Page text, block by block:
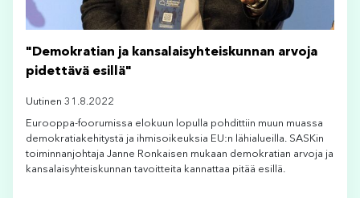
"Demokratian ja kansalaisyhteiskunnan arvoja
pidettävä esillä"
Uutinen 31.8.2022
Eurooppa-foorumissa elokuun lopulla pohdittiin muun muassa
demokratiakehitystä ja ihmisoikeuksia EU:n lähialueilla. SASKin
toiminnanjohtaja Janne Ronkaisen mukaan demokratian arvoja ja
kansalaisyhteiskunnan tavoitteita kannattaa pitää esillä.